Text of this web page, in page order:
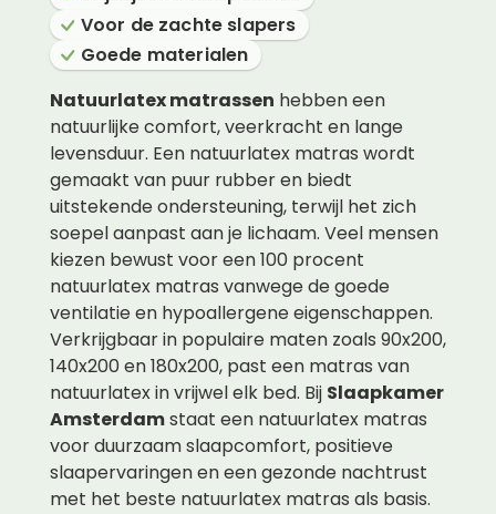
Voor de zachte slapers
Goede materialen
Natuurlatex matrassen hebben een
natuurlijke comfort, veerkracht en lange
levensduur. Een natuurlatex matras wordt
gemaakt van puur rubber en biedt
uitstekende ondersteuning, terwijl het zich
soepel aanpast aan je lichaam. Veel mensen
kiezen bewust voor een 100 procent
natuurlatex matras vanwege de goede
ventilatie en hypoallergene eigenschappen.
Verkrijgbaar in populaire maten zoals 90x200,
140x200 en 180x200, past een matras van
natuurlatex in vrijwel elk bed. Bij Slaapkamer
Amsterdamstaat een natuurlatex matras
voor duurzaam slaapcomfort, positieve
slaapervaringen en een gezonde nachtrust
met het beste natuurlatex matras als basis.